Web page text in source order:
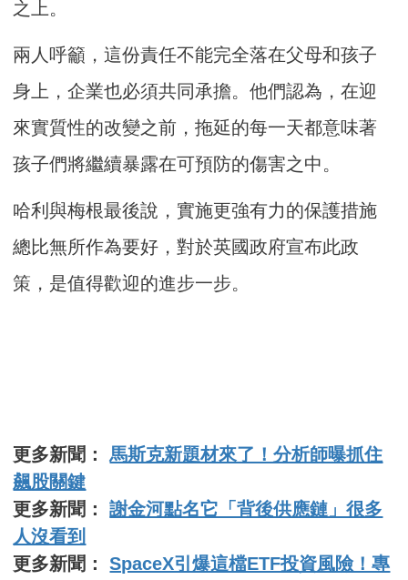
之上。
兩人呼籲，這份責任不能完全落在父母和孩子
身上，企業也必須共同承擔。他們認為，在迎
來實質性的改變之前，拖延的每一天都意味著
孩子們將繼續暴露在可預防的傷害之中。
哈利與梅根最後說，實施更強有力的保護措施
總比無所作為要好，對於英國政府宣布此政
策，是值得歡迎的進步一步。
更多新聞：馬斯克新題材來了！分析師曝抓住
飆股關鍵
更多新聞：謝金河點名它「背後供應鏈」很多
人沒看到
更多新聞：SpaceX引爆這檔ETF投資風險！專